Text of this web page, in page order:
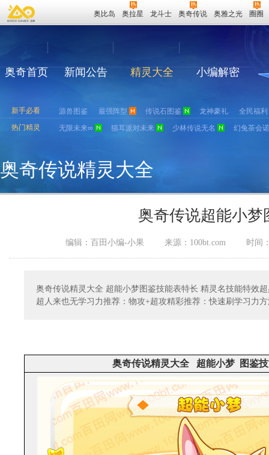
奥比岛 奥拉星 龙斗士 奥奇传说 奥雅之光 圈圈
奥奇首页 新闻公告 精灵大全 小编解密
新手必看 源兽图鉴 最强阵型 传说石图鉴 龙神豪礼
全民福利
热门精灵
无限未来∞ 猫耳派对未来 少林传说无名 幻兔茶会
奥奇传说精灵大全
奥奇传说超能小梦
编辑：百田小编-小果 来源： 100bt.com 时间
奥奇传说精灵大全 超能小梦图鉴技能表特长 精灵名技能特效
超人来也无学习力推荐：物攻+超攻精彩推荐：快速刷学习力
奥奇传说精灵大全 超能小梦 图鉴